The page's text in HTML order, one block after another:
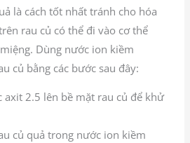
là cách tốt nhất tránh cho hóa
rau củ có thể đi vào cơ thể
Dùng nước ion kiềm
củ bằng các bước sau đây:
axit 2.5 lên bề mặt rau củ để khử
củ quả trong nước ion kiềm